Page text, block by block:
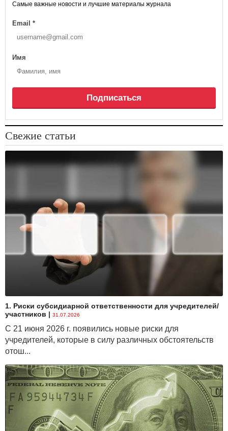
Самые важные новости и лучшие материалы журнала
Email *
Имя
Подписаться
Свежие статьи
1. Риски субсидиарной ответственности для учредителей/
участников | 31.07.2026
С 21 июня 2026 г. появились новые риски для
учредителей, которые в силу различных обстоятельств
отош...